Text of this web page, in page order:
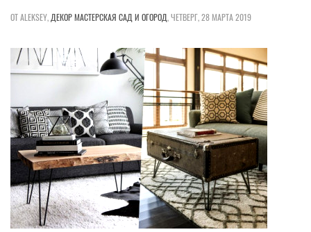
ОТ ALEKSEY, ДЕКОРМАСТЕРСКАЯ САД И ОГОРОД,ЧЕТВЕРГ, 28 МАРТА 2019